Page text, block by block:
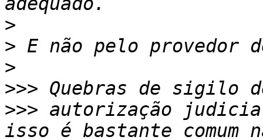
>
>
>
>>>
>>> autorização